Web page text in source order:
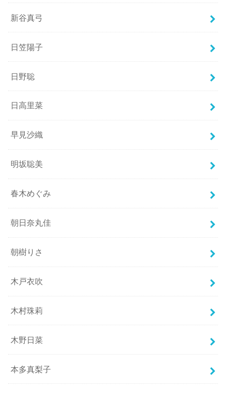
新谷真弓
日笠陽子
日野聡
日高里菜
早見沙織
明坂聡美
春木めぐみ
朝日奈丸佳
朝樹りさ
木戸衣吹
木村珠莉
木野日菜
本多真梨子